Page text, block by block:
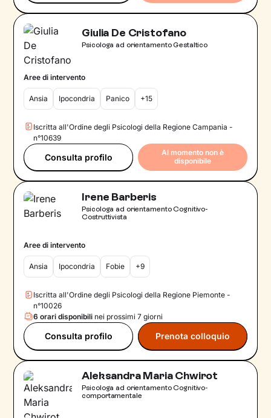
Giulia De Cristofano
Psicologa ad orientamento Gestaltico
Aree di intervento
Ansia Ipocondria Panico +15
Iscritta all'Ordine degli Psicologi della Regione Campania -
n°10639
Consulta profilo
Al momento non è
disponibile
Irene Barberis
Psicologa ad orientamento Cognitivo-
Costruttivista
Aree di intervento
Ansia Ipocondria Fobie +9
Iscritta all'Ordine degli Psicologi della Regione Piemonte -
n°10026
6 orari disponibili nei prossimi 7 giorni
Consulta profilo Prenota colloquio
Aleksandra Maria Chwirot
Psicologa ad orientamento Cognitivo-
comportamentale